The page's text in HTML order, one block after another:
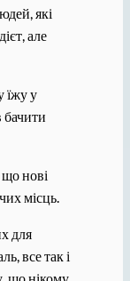
які
але
їжу у
що нові
місць.
для
все так і